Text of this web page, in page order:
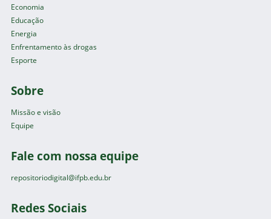
Economia
Educação
Energia
Enfrentamento às drogas
Esporte
Sobre
Missão e visão
Equipe
Fale com nossa equipe
repositoriodigital@ifpb.edu.br
Redes Sociais